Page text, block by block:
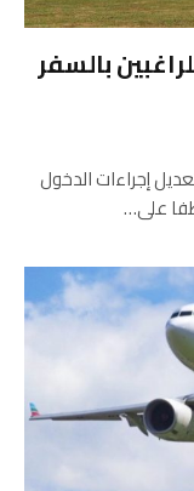
بالسفر
إجراءات الدخول
على…